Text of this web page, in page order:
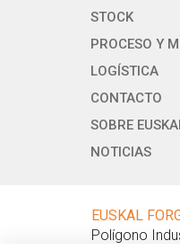
STOCK
PROCESO Y
LOGÍSTICA
CONTACTO
SOBRE
NOTICIAS
EUSKAL
Polígono